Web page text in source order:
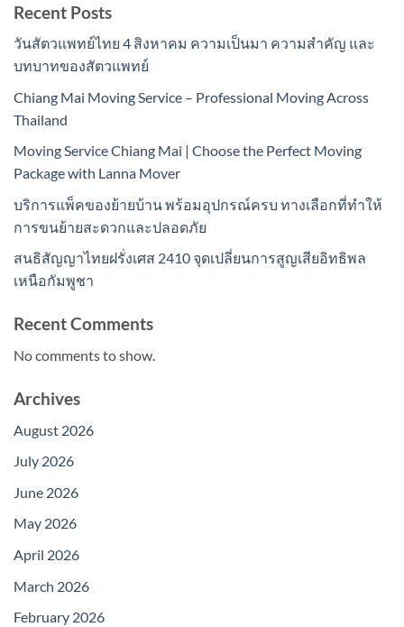
Recent Posts
วันสัตวแพทย์ไทย 4 สิงหาคม ความเป็นมา ความสำคัญ และ
บทบาทของสัตวแพทย์
Chiang Mai Moving Service – Professional Moving Across
Thailand
Moving Service Chiang Mai | Choose the Perfect Moving
Package with Lanna Mover
บริการแพ็คของย้ายบ้าน พร้อมอุปกรณ์ครบ ทางเลือกที่ทำให้
การขนย้ายสะดวกและปลอดภัย
สนธิสัญญาไทยฝรั่งเศส 2410 จุดเปลี่ยนการสูญเสียอิทธิพล
เหนือกัมพูชา
Recent Comments
No comments to show.
Archives
August 2026
July 2026
June 2026
May 2026
April 2026
March 2026
February 2026